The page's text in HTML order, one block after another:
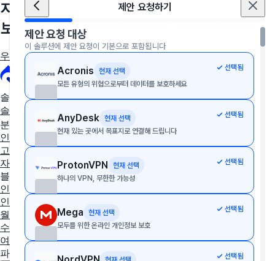
제안 요청하기
제안 요청 대상
이 솔루션에 제안 요청이 기본으로 포함됩니다
Acronis
현재 선택
모든 유형의 위협으로부터 데이터를 보호하세요
선택됨
AnyDesk 현재 선택
현재 있는 곳에서 목표지로 연결해 드립니다
선택됨
ProtonVPN
현재 선택
하나의 VPN, 무한한 가능성
선택됨
Mega
현재 선택
모두를 위한 온라인 개인정보 보호
선택됨
선택됨
지금, 우리 회사에 딱 맞는 솔루션을 만나
보세요
우리 회사에 딱 맞는 툴 추천받기
솔루션 추천
솔루션 추천받기
분야별 솔루션
인사·노무
협업툴·그룹웨어 세무·회계 문서관리
영업·
고객관리 AI·자동화 데이터 분석 마케팅 이커머스 웹사이트
자인툴
개발운영 보안접속 통합 자산 관리
교육관리
블로그
인사이트
인사노무 계산기
월급 계산기 시급 계산기 최저임금 계산기 통상임금 계산기
수당 계산기 연차 계산기 야간수당 계산기
여 계산기 4대보험 계산기
파트너